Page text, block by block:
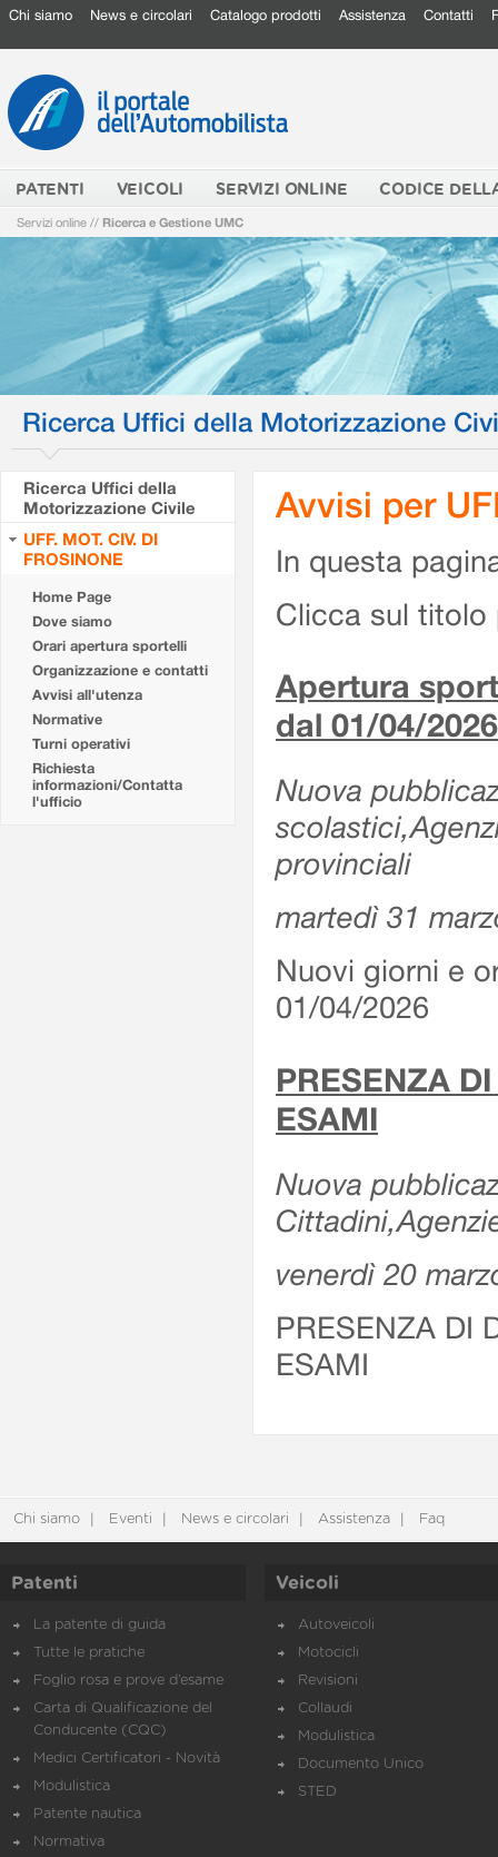
Chi siamo News e circolari Catalogo prodotti Assistenza Contatti
PATENTI VEICOLI SERVIZI ONLINE CODICE
Servizi online // Ricerca e Gestione UMC
Ricerca Uffici della Motorizzazione
Ricerca Uffici della
Motorizzazione Civile
UFF. MOT. CIV. DI
FROSINONE
Home Page
Dove siamo
Orari apertura sportelli
Organizzazione e contatti
Avvisi all'utenza
Normative
Turni operativi
Richiesta
informazioni/Contatta
l'ufficio
Avvisi per
In questa
Clicca sul titolo
Apertura
dal 01/04/2026
Nuova
provinciali
martedì 31
Nuovi giorni e
01/04/2026
PRESENZA
ESAMI
Nuova
venerdì 20
PRESENZA DI
ESAMI
Chi siamo Eventi News e circolari Assistenza Faq
Patenti
La patente di guida
Tutte le pratiche
Foglio rosa e prove d’esame
Carta di Qualificazione del
Conducente (CQC)
Medici Certificatori - Novità
Modulistica
Patente nautica
Normativa
Veicoli
Autoveicoli
Motocicli
Revisioni
Collaudi
Modulistica
Documento Unico
STED